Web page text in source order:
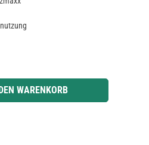
benutze die Schaltflächen um die Anzahl
WARENKORB